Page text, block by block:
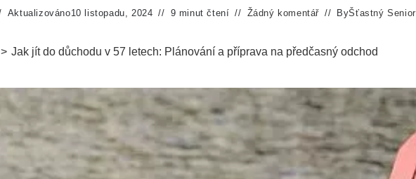
Aktualizováno10 listopadu, 2024 9 minut čtení Žádný komentář ByŠťastný Senior
> Jak jít do důchodu v 57 letech: Plánování a příprava na předčasný odchod